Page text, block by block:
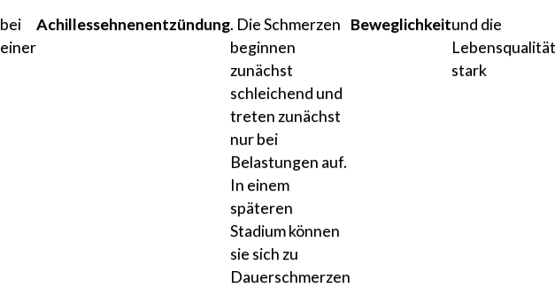
bei
einer
Achillessehnenentzündung. Die Schmerzen
beginnen
zunächst
schleichend und
treten zunächst
nur bei
Belastungen auf.
In einem
späteren
Stadium können
sie sich zu
Dauerschmerzen
Beweglichkeitund die
stark